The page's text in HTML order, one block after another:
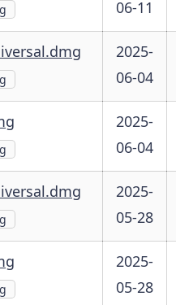
06-11
2025-
06-04
2025-
06-04
2025-
05-28
2025-
05-28